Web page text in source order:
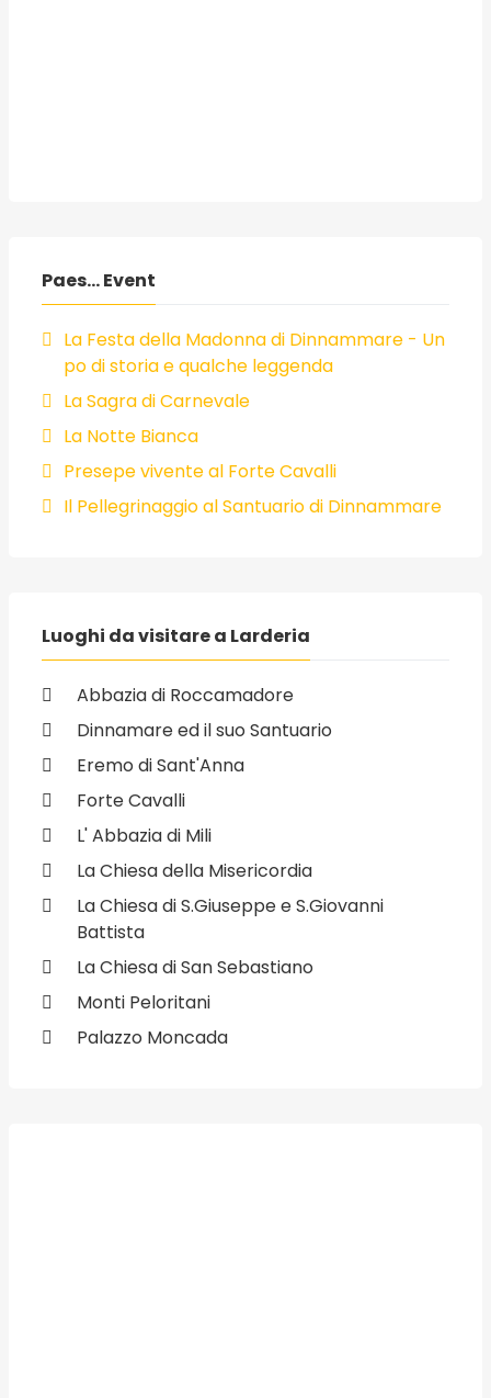
Paes... Event
La Festa della Madonna di Dinnammare - Un
po di storia e qualche leggenda
La Sagra di Carnevale
La Notte Bianca
Presepe vivente al Forte Cavalli
Il Pellegrinaggio al Santuario di Dinnammare
Luoghi da visitare a Larderia
Abbazia di Roccamadore
Dinnamare ed il suo Santuario
Eremo di Sant'Anna
Forte Cavalli
L' Abbazia di Mili
La Chiesa della Misericordia
La Chiesa di S.Giuseppe e S.Giovanni
Battista
La Chiesa di San Sebastiano
Monti Peloritani
Palazzo Moncada